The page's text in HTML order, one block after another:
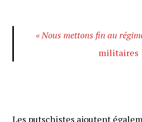
« Nous mettons fin au
militaires
Les putschistes ajoutent